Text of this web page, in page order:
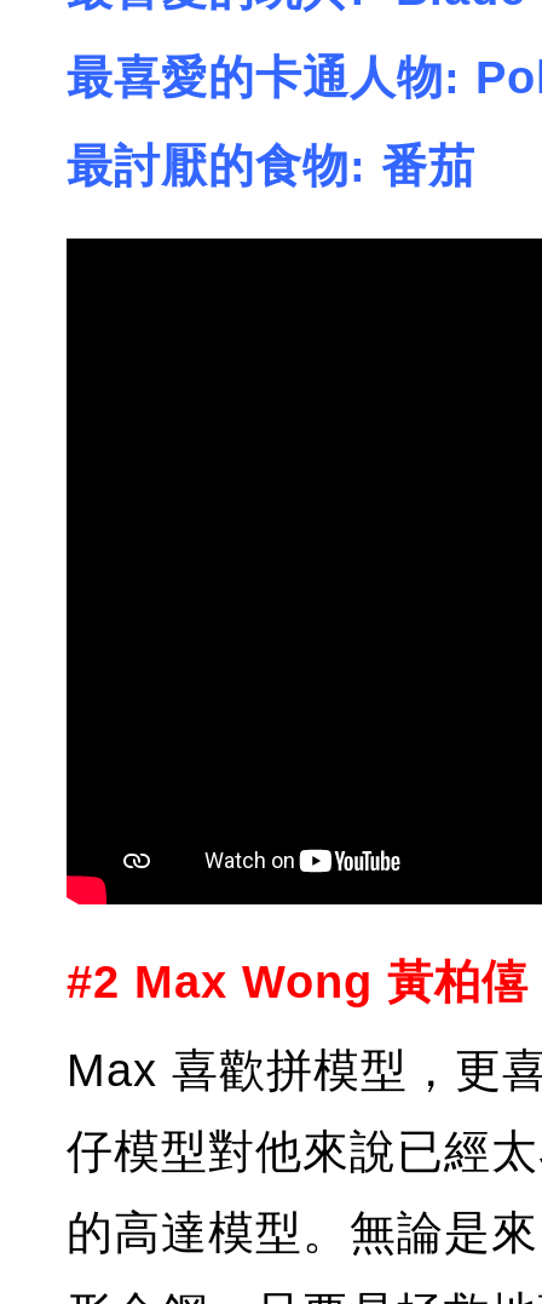
最喜愛的卡通人物:
最討厭的食物: 番茄
#2 Max Wong 黃柏僖
Max 喜歡拼模型，更
仔模型對他來說已經
的高達模型。無論是